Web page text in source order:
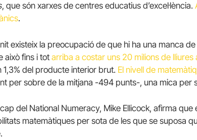
, que són xarxes de centres educatius d’excel·lència.
.
existeix la preocupació de que hi ha una manca
això fins i totarriba a costar uns 20 milions de lliures
1,3% del producte interior brut. El nivell de
per sobre de la mitjana -494 punts-, una mica
del National Numeracy, Mike Ellicock, afirma
matemàtiques per sota de les que se suposa